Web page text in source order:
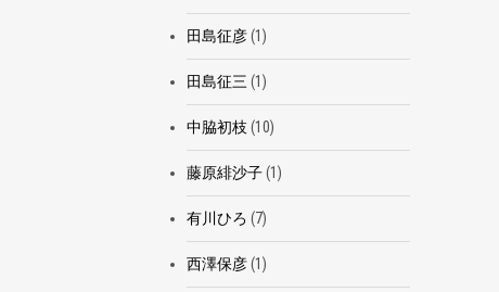
田島征彦(1)
田島征三 (1)
中脇初枝 (10)
藤原緋沙子(1)
有川ひろ (7)
西澤保彦(1)